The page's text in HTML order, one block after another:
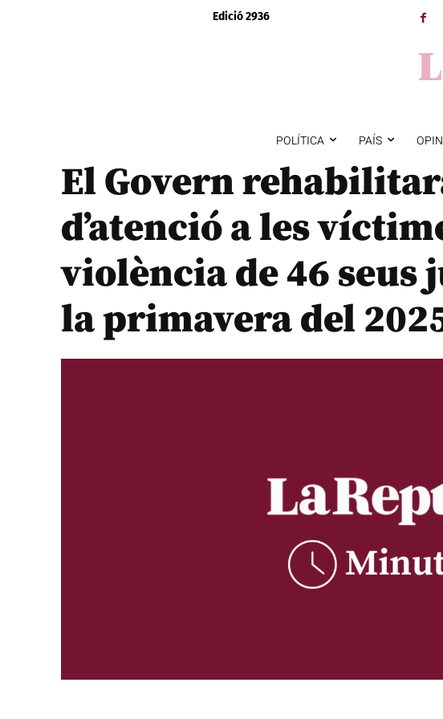
Edició 2936
POLÍTICA PAÍS
El Govern
d’atenció a les
violència de 46 seus
la primavera del